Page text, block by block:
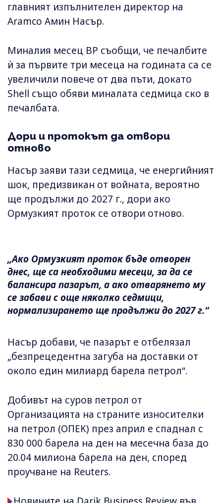
главният изпълнителен директор на
Aramco Амин Насър.
Миналия месец BP съобщи, че печалбите
ѝ за първите три месеца на годината са се
увеличили повече от два пъти, докато
Shell също обяви миналата седмица ско в
печалбата.
Дори и протокът да отвори
отново
Насър заяви тази седмица, че енергийният
шок, предизвикан от войната, вероятно
ще продължи до 2027 г., дори ако
Ормузкият проток се отвори отново.
„Ако Ормузкият проток бъде отворен
днес, ще са необходими месеци, за да се
балансира пазарът, а ако отварянето му
се забави с още няколко седмици,
нормализирането ще продължи до 2027 г.“
Насър добави, че пазарът е отбелязал
„безпрецедентна загуба на доставки от
около един милиард барела петрол“.
Добивът на суров петрол от
Организацията на страните износителки
на петрол (ОПЕК) през април е спаднал с
830 000 барела на ден на месечна база до
20.04 милиона барела на ден, според
проучване на Reuters.